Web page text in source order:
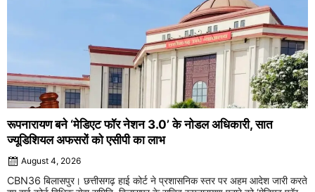
रूपनारायण बने ‘मेडिएट फॉर नेशन 3.0’ के नोडल अधिकारी, सात
ज्यूडिशियल अफसरों को एसीपी का लाभ
August 4, 2026
CBN36 बिलासपुर। छत्तीसगढ़ हाई कोर्ट ने प्रशासनिक स्तर पर अहम आदेश जारी करते